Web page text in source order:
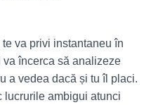
va privi instantaneu în
încerca să analizeze
a vedea dacă și tu îl placi.
lucrurile ambigui atunci